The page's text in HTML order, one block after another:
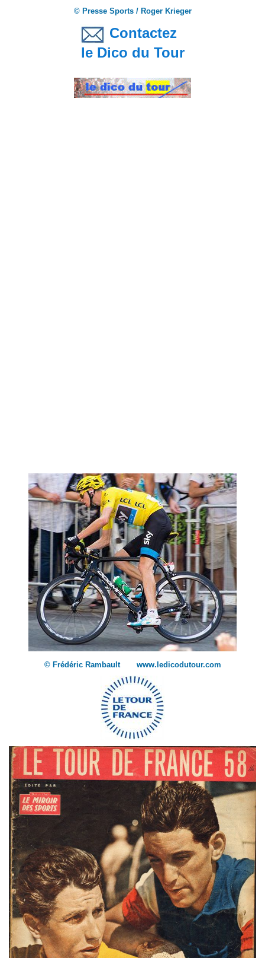
© Presse Sports / Roger Krieger
Contactez
le Dico du Tour
© Frédéric Rambault www.ledicodutour.com